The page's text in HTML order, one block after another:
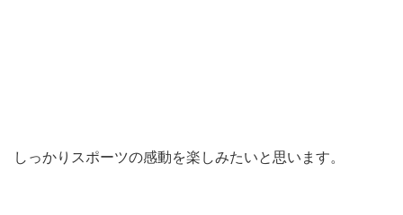
しっかりスポーツの感動を楽しみたいと思います。